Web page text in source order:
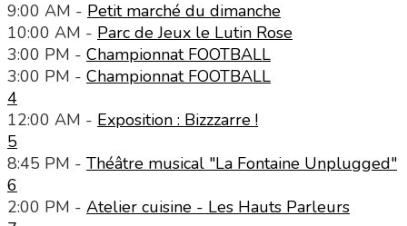
9:00 AM - Petit marché du dimanche
10:00 AM - Parc de Jeux le Lutin Rose
3:00 PM - Championnat FOOTBALL
3:00 PM - Championnat FOOTBALL
4
12:00 AM - Exposition : Bizzzarre !
5
8:45 PM - Théâtre musical "La Fontaine Unplugged"
6
2:00 PM - Atelier cuisine - Les Hauts Parleurs